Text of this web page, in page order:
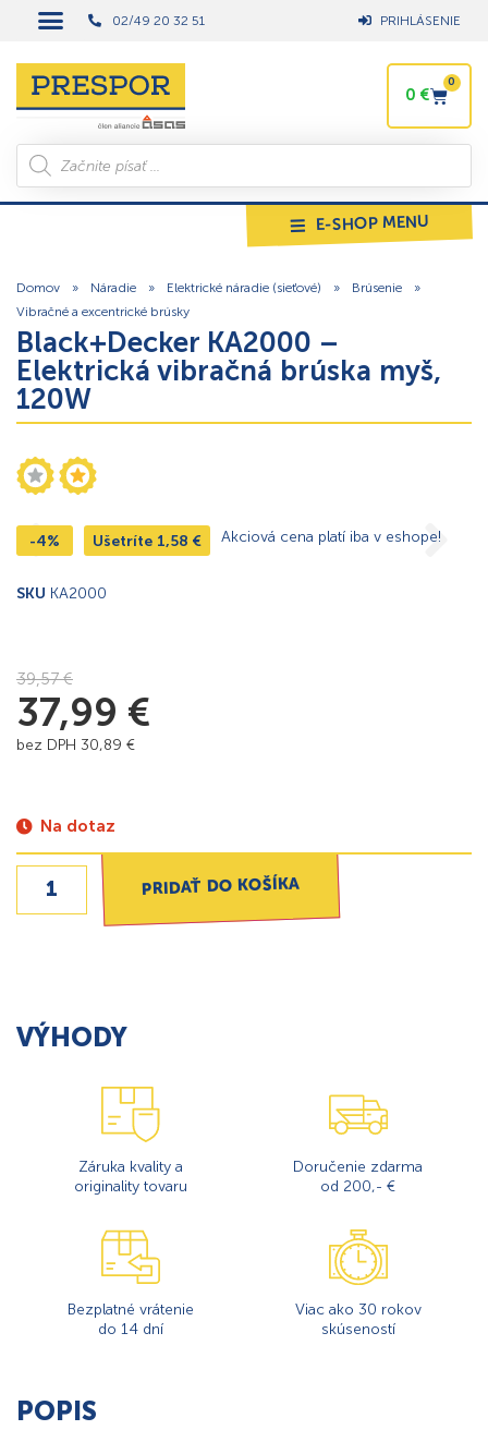
02/49 20 32 51 PRIHLÁSENIE
0 €
0
E-SHOP MENU
Domov » Náradie » Elektrické náradie (sieťové) » Brúsenie
»
Vibračné a excentrické brúsky
Black+Decker KA2000 –
Elektrická vibračná brúska myš,
120W
-4% Ušetríte 1,58 € Akciová cena platí iba v eshope!
SKU KA2000
39,57€
37,99 €
bez DPH 30,89 €
Na dotaz
PRIDAŤ DO KOŠÍKA
VÝHODY
Záruka kvality a
originality tovaru
Doručenie zdarma
od 200,- €
Bezplatné vrátenie
do 14 dní
Viac ako 30 rokov
skúseností
POPIS